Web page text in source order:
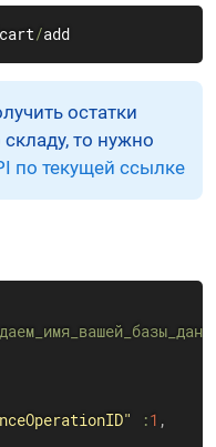
cart/add
остатки
то нужно
по текущей ссылке
:1 ,